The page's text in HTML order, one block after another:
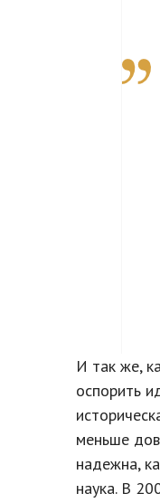
И так же,
оспорить
меньше
надежна,
наука. В